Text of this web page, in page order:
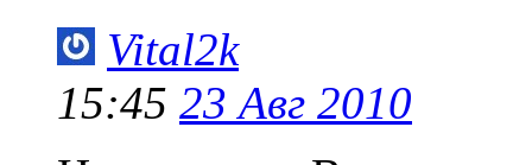
Vital2k
15:45 23 Авг 2010